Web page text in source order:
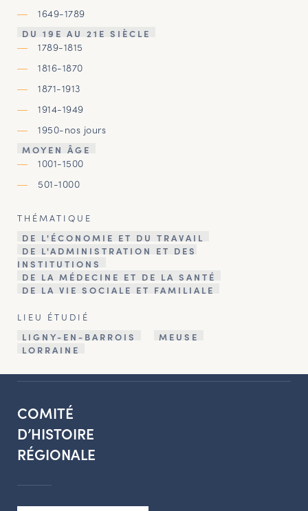
1649-1789
DU 19E AU 21E SIÈCLE
1789-1815
1816-1870
1871-1913
1914-1949
1950-nos jours
MOYEN ÂGE
1001-1500
501-1000
THÉMATIQUE
DE L'ÉCONOMIE ET DU TRAVAIL
DE L'ADMINISTRATION ET DES
INSTITUTIONS
DE LA MÉDECINE ET DE LA SANTÉ
DE LA VIE SOCIALE ET FAMILIALE
LIEU ÉTUDIÉ
LIGNY-EN-BARROIS
MEUSE
LORRAINE
COMITÉ
D’HISTOIRE
RÉGIONALE